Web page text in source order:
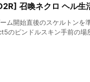
召喚ネクロ ヘル生
ム開始直後のスケルトンを
のピンドルスキン手前の場